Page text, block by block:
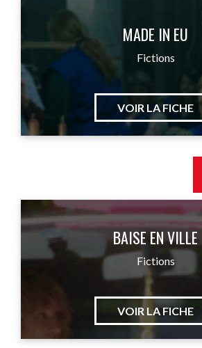
MADE IN EU
Fictions
VOIR LA FICHE
BAISE EN VILLE
Fictions
VOIR LA FICHE